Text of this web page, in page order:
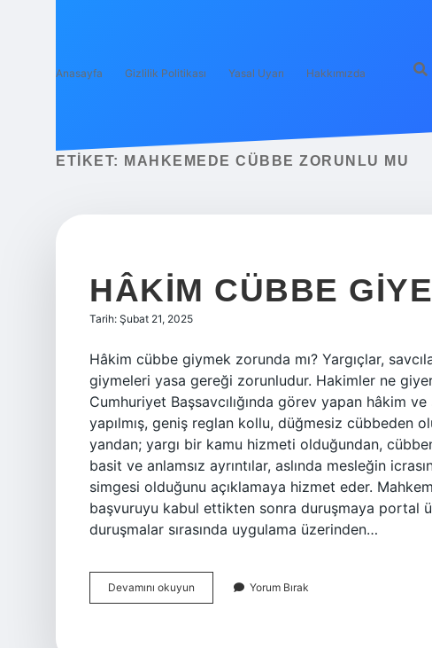
Anasayfa Gizlilik Politikası Yasal Uyarı Hakkımızda
ETIKET: MAHKEMEDE CÜBBE ZORUNLU MU
HÂKIM CÜBBE
Tarih: Şubat 21, 2025
Hâkim cübbe giymek zorunda mı? Yargıçlar,
giymeleri yasa gereği zorunludur. Hakimler ne
Cumhuriyet Başsavcılığında görev yapan hâkim
yapılmış, geniş reglan kollu, düğmesiz cübbeden
yandan; yargı bir kamu hizmeti olduğundan,
basit ve anlamsız ayrıntılar, aslında mesleğin
simgesi olduğunu açıklamaya hizmet eder.
başvuruyu kabul ettikten sonra duruşmaya portal
duruşmalar sırasında uygulama üzerinden…
Devamını okuyun
Cübbe
Yorum Bırak